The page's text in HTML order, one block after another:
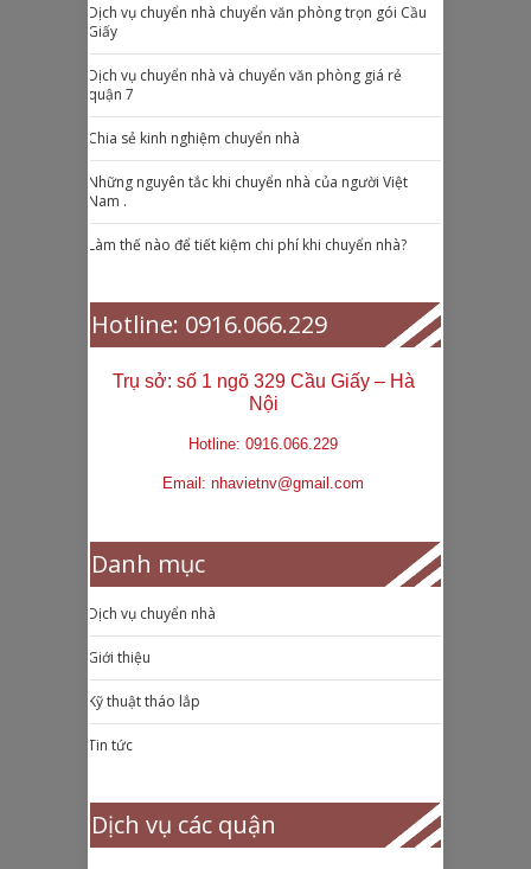
Dịch vụ chuyển nhà chuyển văn phòng trọn gói Cầu
Giấy
Dịch vụ chuyển nhà và chuyển văn phòng giá rẻ
quận 7
Chia sẻ kinh nghiệm chuyển nhà
Những nguyên tắc khi chuyển nhà của người Việt
Nam .
Làm thế nào để tiết kiệm chi phí khi chuyển nhà?
Hotline: 0916.066.229
Trụ sở: số 1 ngõ 329 Cầu Giấy – Hà
Nội
Hotline: 0916.066.229
Email: nhavietnv@gmail.com
Danh mục
Dịch vụ chuyển nhà
Giới thiệu
Kỹ thuật tháo lắp
Tin tức
Dịch vụ các quận